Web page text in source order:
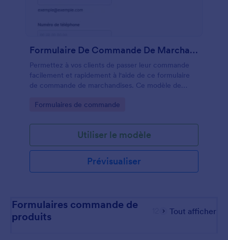
Formulaire De Commande De Marchandises
Permettez à vos clients de passer leur commande
facilement et rapidement à l'aide de ce formulaire
de commande de marchandises. Ce modèle de
ordinateurs ou portables.
Go to Category:
Formulaires de commande
Utiliser le modèle
Prévisualiser
Formulaires commande de
produits
Tout afficher